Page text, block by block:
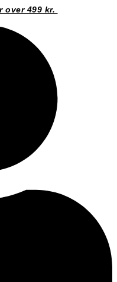
over 499 kr.